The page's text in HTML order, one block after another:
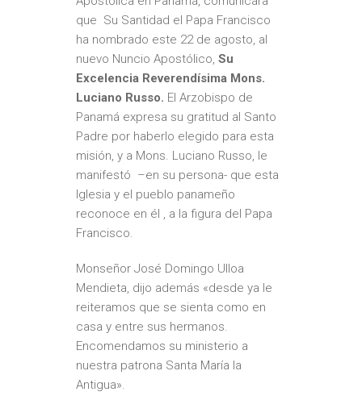
que Su Santidad el Papa Francisco
ha nombrado este 22 de agosto, al
nuevo Nuncio Apostólico, Su
Excelencia Reverendísima Mons.
Luciano Russo. El Arzobispo de
Panamá expresa su gratitud al Santo
Padre por haberlo elegido para esta
misión, y a Mons. Luciano Russo, le
manifestó –en su persona- que esta
Iglesia y el pueblo panameño
reconoce en él , a la figura del Papa
Francisco.
Monseñor José Domingo Ulloa
Mendieta, dijo además «desde ya le
reiteramos que se sienta como en
casa y entre sus hermanos.
Encomendamos su ministerio a
nuestra patrona Santa María la
Antigua».